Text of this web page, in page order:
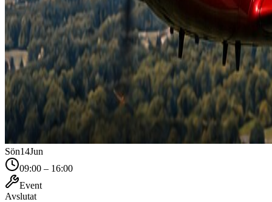
Sön14Jun
09:00 – 16:00
Event
Avslutat